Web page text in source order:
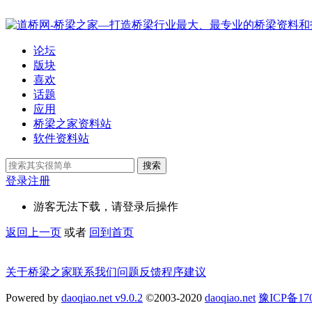
论坛
版块
喜欢
话题
应用
桥梁之家资料站
软件资料站
搜索
登录注册
游客无法下载，请登录后操作
返回上一页 或者 回到首页
关于桥梁之家联系我们问题反馈程序建议
Powered by daoqiao.net v9.0.2 ©2003-2020 daoqiao.net 豫ICP备